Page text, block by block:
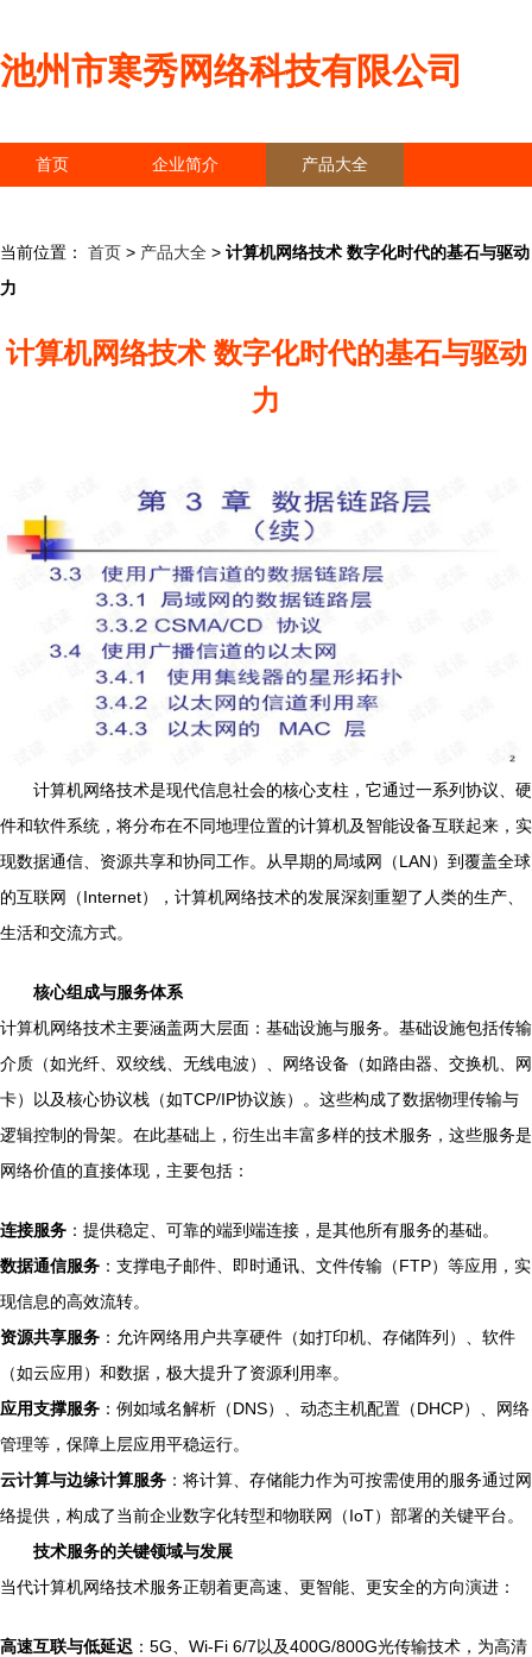
池州市寒秀网络科技有限公司
首页 企业简介 产品大全
当前位置： 首页 > 产品大全 > 计算机网络技术 数字化时代的基石与驱动
力
计算机网络技术 数字化时代的基石与驱动
力
计算机网络技术是现代信息社会的核心支柱，它通过一系列协议、硬
件和软件系统，将分布在不同地理位置的计算机及智能设备互联起来，实
现数据通信、资源共享和协同工作。从早期的局域网（LAN）到覆盖全球
的互联网（Internet），计算机网络技术的发展深刻重塑了人类的生产、
生活和交流方式。
核心组成与服务体系
计算机网络技术主要涵盖两大层面：基础设施与服务。基础设施包括传输
介质（如光纤、双绞线、无线电波）、网络设备（如路由器、交换机、网
卡）以及核心协议栈（如TCP/IP协议族）。这些构成了数据物理传输与
逻辑控制的骨架。在此基础上，衍生出丰富多样的技术服务，这些服务是
网络价值的直接体现，主要包括：
连接服务 ：提供稳定、可靠的端到端连接，是其他所有服务的基础。
数据通信服务 ：支撑电子邮件、即时通讯、文件传输（FTP）等应用，实
现信息的高效流转。
资源共享服务 ：允许网络用户共享硬件（如打印机、存储阵列）、软件
（如云应用）和数据，极大提升了资源利用率。
应用支撑服务 ：例如域名解析（DNS）、动态主机配置（DHCP）、网络
管理等，保障上层应用平稳运行。
云计算与边缘计算服务 ：将计算、存储能力作为可按需使用的服务通过网
络提供，构成了当前企业数字化转型和物联网（IoT）部署的关键平台。
技术服务的关键领域与发展
当代计算机网络技术服务正朝着更高速、更智能、更安全的方向演进：
高速互联与低延迟 ：5G、Wi-Fi 6/7以及400G/800G光传输技术，为高清